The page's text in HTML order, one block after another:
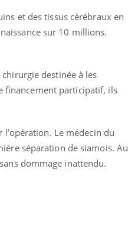
et des tissus cérébraux en
sur 10 millions.
destinée à les
financement participatif, ils
l’opération. Le médecin du
séparation de siamois. Au
dommage inattendu.